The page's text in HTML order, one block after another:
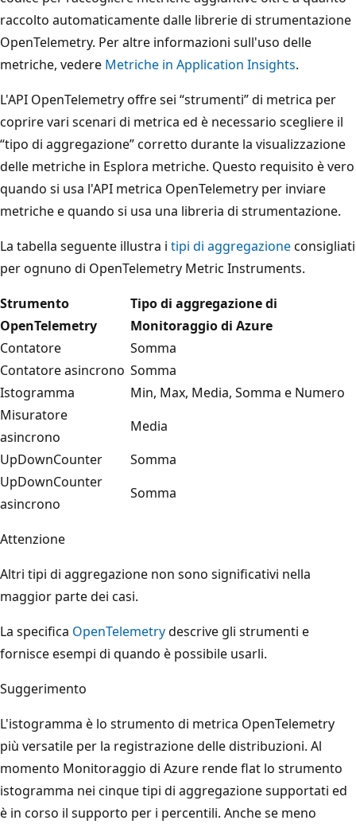
raccolto automaticamente dalle librerie di strumentazione
OpenTelemetry. Per altre informazioni sull'uso delle
metriche, vedere Metriche in Application Insights.
L'API OpenTelemetry offre sei “strumenti” di metrica per
coprire vari scenari di metrica ed è necessario scegliere il
“tipo di aggregazione” corretto durante la visualizzazione
delle metriche in Esplora metriche. Questo requisito è vero
quando si usa l'API metrica OpenTelemetry per inviare
metriche e quando si usa una libreria di strumentazione.
La tabella seguente illustra i tipi di aggregazioneconsigliati
per ognuno di OpenTelemetry Metric Instruments.
Strumento
OpenTelemetry
Tipo di aggregazione di
Monitoraggio di Azure
Contatore
Somma
Contatore asincrono Somma
Istogramma
Min, Max, Media, Somma e Numero
Misuratore
asincrono
Media
UpDownCounter
Somma
UpDownCounter
asincrono
Somma
Attenzione
Altri tipi di aggregazione non sono significativi nella
maggior parte dei casi.
La specifica OpenTelemetrydescrive gli strumenti e
fornisce esempi di quando è possibile usarli.
Suggerimento
L'istogramma è lo strumento di metrica OpenTelemetry
più versatile per la registrazione delle distribuzioni. Al
momento Monitoraggio di Azure rende flat lo strumento
istogramma nei cinque tipi di aggregazione supportati ed
è in corso il supporto per i percentili. Anche se meno